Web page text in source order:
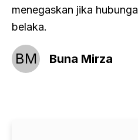
menegaskan jika
belaka.
BM Buna Mirza